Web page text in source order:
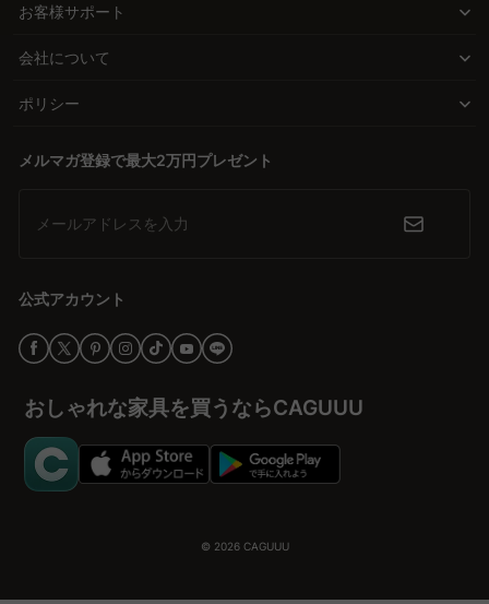
お客様サポート
会社について
ポリシー
メルマガ登録で最大2万円プレゼント
メールアドレスを入力
公式アカウント
おしゃれな家具を買うならCAGUUU
© 2026 CAGUUU